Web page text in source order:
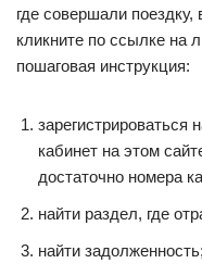
где совершали поездку,
кликните по ссылке на
пошаговая инструкция:
зарегистрироваться
кабинет на этом
достаточно номера
найти раздел, где
найти задолженность;